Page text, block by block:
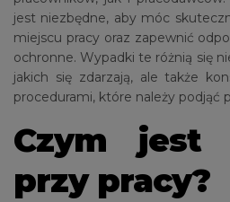
jest niezbędne, aby móc
miejscu pracy oraz zapewnić
ochronne. Wypadki te różnią się
jakich się zdarzają, ale także
procedurami, które należy podjąć
Czym jest
przy pracy?